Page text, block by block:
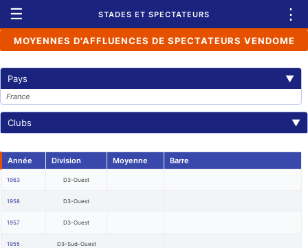
☰ STADES ET SPECTATEURS ⋮
MOYENNES D'AFFLUENCES DE SPECTATEURS VENDOME
Pays ▼
France
Clubs ▼
Année Division Moyenne Barre
1963 D3-Ouest
1958 D3-Ouest
1957 D3-Ouest
1955 D3-Sud-Ouest